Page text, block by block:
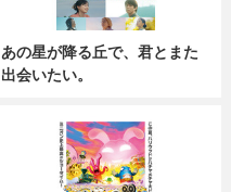
あの星が降る丘で、君とまた
出会いたい。